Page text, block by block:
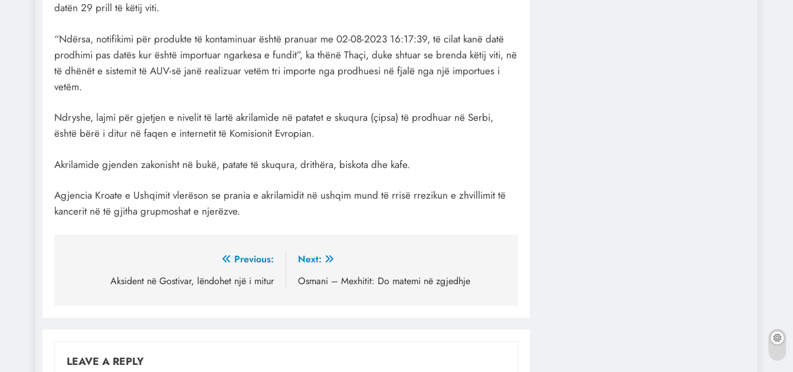
datën 29 prill të këtij viti.
“Ndërsa, notifikimi për produkte të kontaminuar është pranuar me 02-08-2023 16:17:39, të cilat kanë datë
prodhimi pas datës kur është importuar ngarkesa e fundit”, ka thënë Thaçi, duke shtuar se brenda këtij viti, në
të dhënët e sistemit të AUV-së janë realizuar vetëm tri importe nga prodhuesi në fjalë nga një importues i
vetëm.
Ndryshe, lajmi për gjetjen e nivelit të lartë akrilamide në patatet e skuqura (çipsa) të prodhuar në Serbi,
është bërë i ditur në faqen e internetit të Komisionit Evropian.
Akrilamide gjenden zakonisht në bukë, patate të skuqura, drithëra, biskota dhe kafe.
Agjencia Kroate e Ushqimit vlerëson se prania e akrilamidit në ushqim mund të rrisë rrezikun e zhvillimit të
kancerit në të gjitha grupmoshat e njerëzve.
navigation
Previous:
Aksident në Gostivar, lëndohet një i mitur
Next:
Osmani – Mexhitit: Do matemi në zgjedhje
LEAVE A REPLY